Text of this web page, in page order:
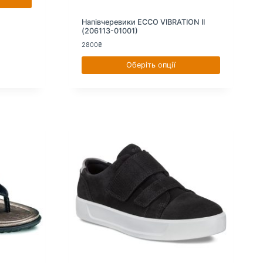
Напівчеревики ECCO VIBRATION II
(206113-01001)
2800₴
Оберіть опції